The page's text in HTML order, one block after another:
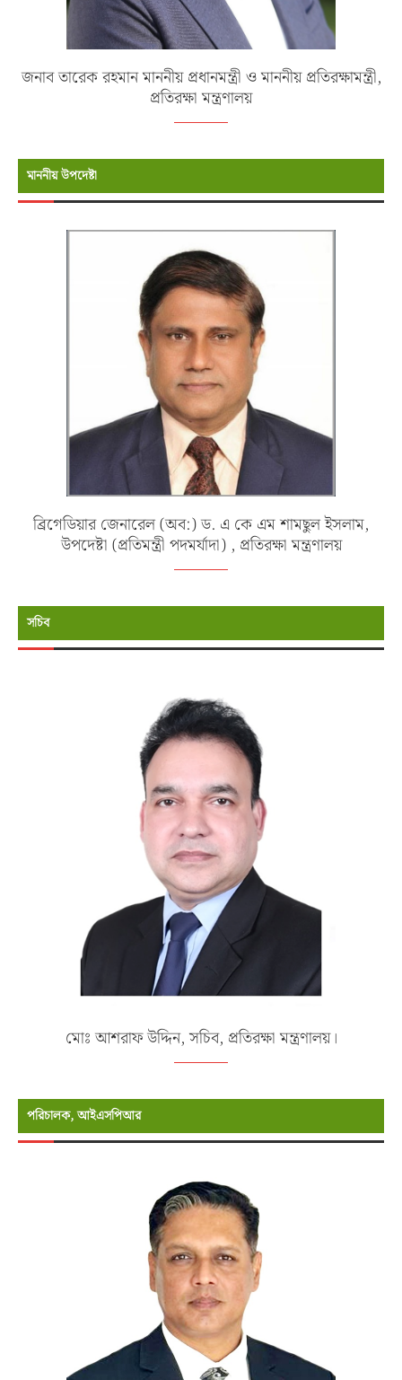
জনাব তারেক রহমান মাননীয় প্রধানমন্ত্রী ও মাননীয় প্রতিরক্ষামন্ত্রী,
প্রতিরক্ষা মন্ত্রণালয়
মাননীয় উপদেষ্টা
ব্রিগেডিয়ার জেনারেল (অব:) ড. এ কে এম শামছুল ইসলাম,
উপদেষ্টা (প্রতিমন্ত্রী পদমর্যাদা) , প্রতিরক্ষা মন্ত্রণালয়
সচিব
মোঃ আশরাফ উদ্দিন, সচিব, প্রতিরক্ষা মন্ত্রণালয়।
পরিচালক, আইএসপিআর